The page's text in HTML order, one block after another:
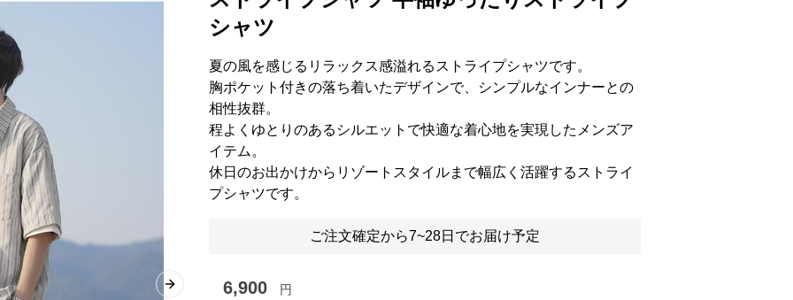
Next slide
シャツ
夏の風を感じるリラックス感溢れるストライプシャツです。
胸ポケット付きの落ち着いたデザインで、シンプルなインナーとの
相性抜群。
程よくゆとりのあるシルエットで快適な着心地を実現したメンズア
イテム。
休日のお出かけからリゾートスタイルまで幅広く活躍するストライ
プシャツです。
ご注文確定から7~28日でお届け予定
6,900 円